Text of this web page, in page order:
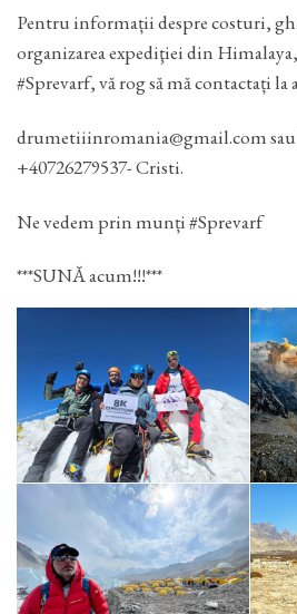
Pentru informații despre costuri,
organizarea expediţiei din
#Sprevarf, vă rog să mă contactați la
drumetiiinromania@gmail.com
+40726279537- Cristi.
Ne vedem prin munți #Sprevarf
***SUNĂ acum!!!***